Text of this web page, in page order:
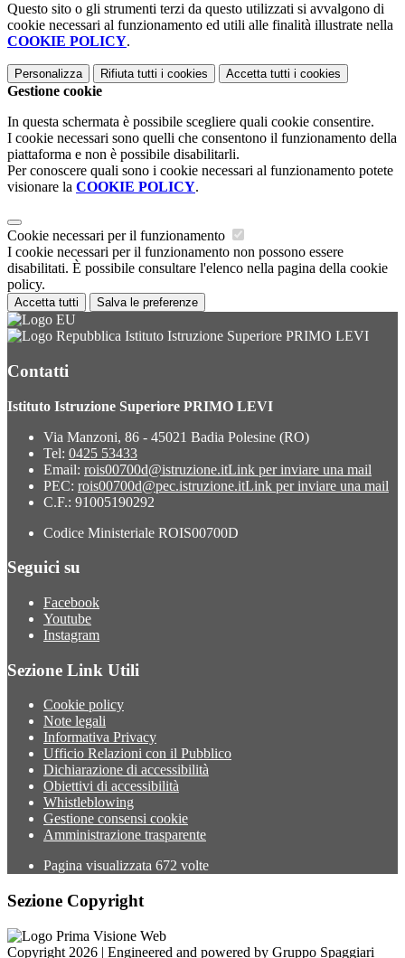
Questo sito o gli strumenti terzi da questo utilizzati si avvalgono di
cookie necessari al funzionamento ed utili alle finalità illustrate nella
COOKIE POLICY.
Personalizza Rifiuta tutti i cookies Accetta tutti i cookies
Gestione cookie
In questa schermata è possibile scegliere quali cookie consentire.
I cookie necessari sono quelli che consentono il funzionamento della
piattaforma e non è possibile disabilitarli.
Per conoscere quali sono i cookie necessari al funzionamento potete
visionare la COOKIE POLICY.
Cookie necessari per il funzionamento
I cookie necessari per il funzionamento non possono essere
disabilitati. È possibile consultare l'elenco nella pagina della cookie
policy.
Accetta tutti Salva le preferenze
Istituto Istruzione Superiore PRIMO LEVI
Contatti
Istituto Istruzione Superiore PRIMO LEVI
Via Manzoni, 86 - 45021 Badia Polesine (RO)
Tel: 0425 53433
Email: rois00700d@istruzione.itLink per inviare una mail
PEC: rois00700d@pec.istruzione.itLink per inviare una mail
C.F.: 91005190292
Codice Ministeriale ROIS00700D
Seguici su
Facebook
Youtube
Instagram
Sezione Link Utili
Cookie policy
Note legali
Informativa Privacy
Ufficio Relazioni con il Pubblico
Dichiarazione di accessibilità
Obiettivi di accessibilità
Whistleblowing
Gestione consensi cookie
Amministrazione trasparente
Pagina visualizzata 672 volte
Sezione Copyright
Copyright 2026 | Engineered and powered by Gruppo Spaggiari